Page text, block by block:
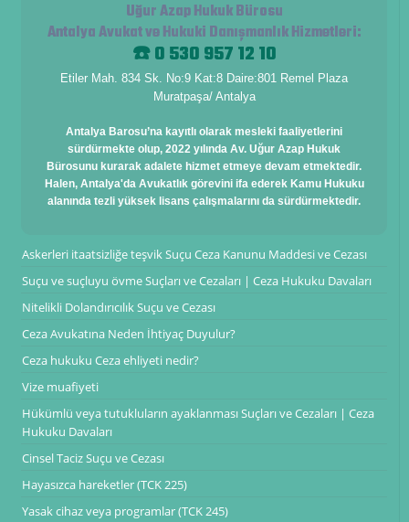
Uğur Azap Hukuk Bürosu
Antalya Avukat ve Hukuki Danışmanlık Hizmetleri:
☎️ 0 530 957 12 10
Etiler Mah. 834 Sk. No:9 Kat:8 Daire:801 Remel Plaza
Muratpaşa/ Antalya
Antalya Barosu’na kayıtlı olarak mesleki faaliyetlerini
sürdürmekte olup, 2022 yılında Av. Uğur Azap Hukuk
Bürosunu kurarak adalete hizmet etmeye devam etmektedir.
Halen, Antalya'da Avukatlık görevini ifa ederek Kamu Hukuku
alanında tezli yüksek lisans çalışmalarını da sürdürmektedir.
Askerleri itaatsizliğe teşvik Suçu Ceza Kanunu Maddesi ve Cezası
Suçu ve suçluyu övme Suçları ve Cezaları | Ceza Hukuku Davaları
Nitelikli Dolandırıcılık Suçu ve Cezası
Ceza Avukatına Neden İhtiyaç Duyulur?
Ceza hukuku Ceza ehliyeti nedir?
Vize muafiyeti
Hükümlü veya tutukluların ayaklanması Suçları ve Cezaları | Ceza
Hukuku Davaları
Cinsel Taciz Suçu ve Cezası
Hayasızca hareketler (TCK 225)
Yasak cihaz veya programlar (TCK 245)